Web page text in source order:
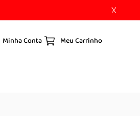
X
Minha Conta